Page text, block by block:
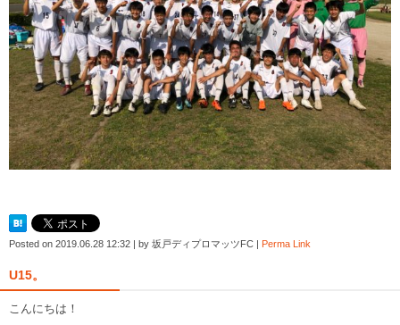
Posted on 2019.06.28 12:32 by 坂戸ディプロマッツFC Perma Link
U15。
こんにちは！